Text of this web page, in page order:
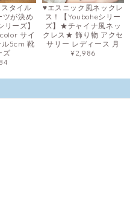
タイル
ツが決め
リーズ】
サイ
5cm 靴
ズ
♥エスニック風ネックレ
ス！【Youboheシリー
ズ】★チャイナ風ネッ
クレス★ 飾り物 アクセ
サリー レディース 月
¥2,986